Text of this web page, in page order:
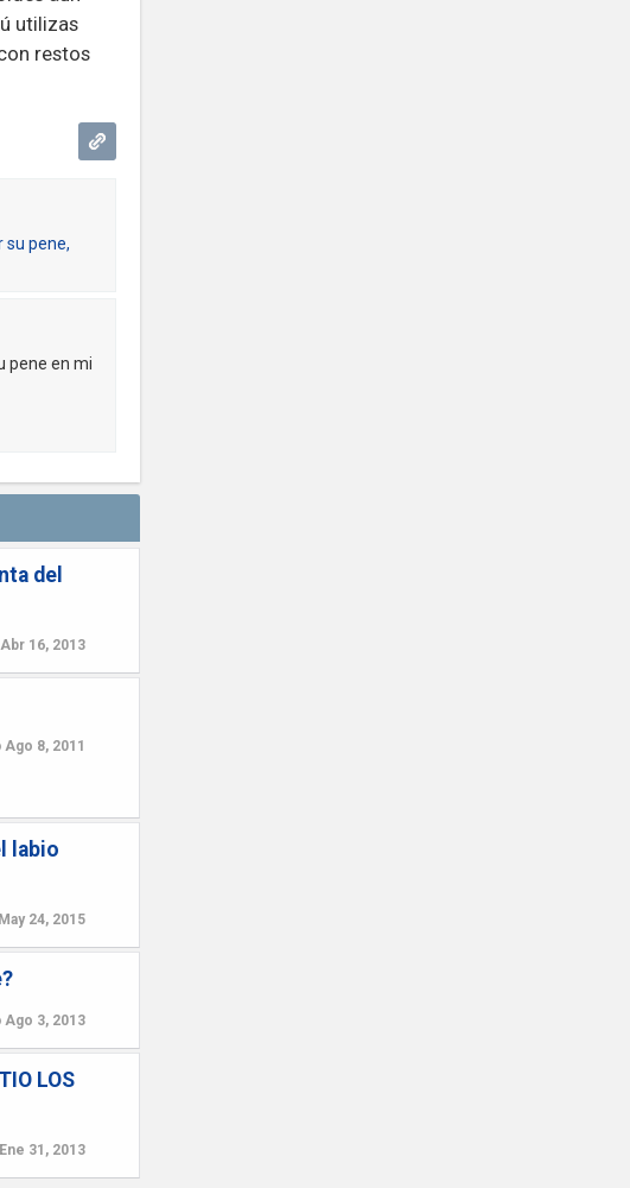
utilizas
restos
su pene,
pene en mi
del
Abr 16, 2013
Ago 8, 2011
labio
May 24, 2015
Ago 3, 2013
LOS
Ene 31, 2013